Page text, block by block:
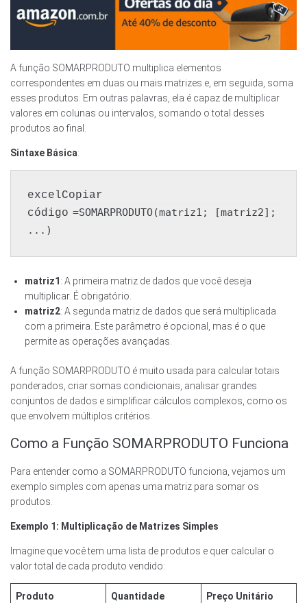
A função SOMARPRODUTO multiplica elementos
correspondentes em duas ou mais matrizes e, em seguida, soma
esses produtos. Em outras palavras, ela é capaz de multiplicar
valores em colunas ou intervalos, somando o total desses
produtos ao final.
Sintaxe Básica:
excelCopiar
código =SOMARPRODUTO(matriz1; [matriz2];
matriz1 : A primeira matriz de dados que você deseja
multiplicar. É obrigatório.
matriz2: A segunda matriz de dados que será multiplicada
com a primeira. Este parâmetro é opcional, mas é o que
permite as operações avançadas.
A função SOMARPRODUTO é muito usada para calcular totais
ponderados, criar somas condicionais, analisar grandes
conjuntos de dados e simplificar cálculos complexos, como os
que envolvem múltiplos critérios.
Como a Função SOMARPRODUTO Funciona
Para entender como a SOMARPRODUTO funciona, vejamos um
exemplo simples com apenas uma matriz para somar os
produtos.
Exemplo 1: Multiplicação de Matrizes Simples
Imagine que você tem uma lista de produtos e quer calcular o
valor total de cada produto vendido:
Produto Quantidade Preço Unitário